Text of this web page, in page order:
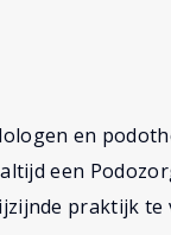
en
een
praktijk te